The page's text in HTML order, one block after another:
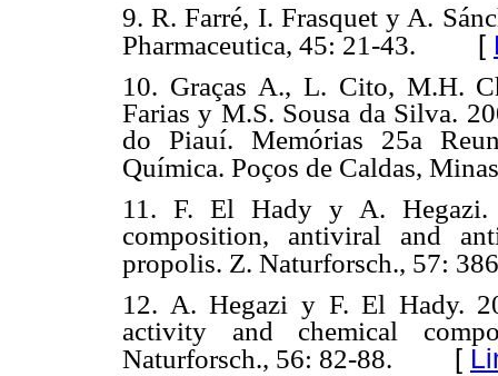
9. R. Farré, I. Frasquet y A.
Pharmaceutica, 45: 21-43. [
10. Graças A., L. Cito, M.H.
Farias y M.S. Sousa da Silva.
do Piauí. Memórias 25a
Química. Poços de Caldas,
11. F. El Hady y A. Hegazi.
composition, antiviral and
propolis. Z. Naturforsch., 57:
12. A. Hegazi y F. El Hady.
activity and chemical
Naturforsch., 56: 82-88. [